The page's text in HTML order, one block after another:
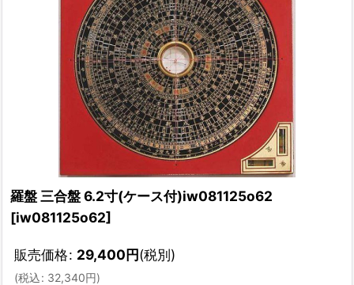
羅盤 三合盤 6.2寸(ケース付)iw081125o62
[iw081125o62]
販売価格: 29,400円(税別)
(税込: 32,340円)